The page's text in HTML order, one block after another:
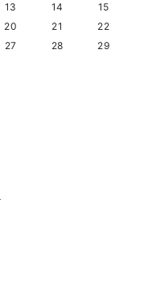
13 14
15
20 21
22
27 28
29